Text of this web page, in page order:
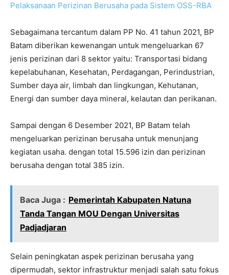
Pelaksanaan Perizinan Berusaha pada Sistem OSS-RBA
Sebagaimana tercantum dalam PP No. 41 tahun 2021, BP
Batam diberikan kewenangan untuk mengeluarkan 67
jenis perizinan dari 8 sektor yaitu: Transportasi bidang
kepelabuhanan, Kesehatan, Perdagangan, Perindustrian,
Sumber daya air, limbah dan lingkungan, Kehutanan,
Energi dan sumber daya mineral, kelautan dan perikanan.
Sampai dengan 6 Desember 2021, BP Batam telah
mengeluarkan perizinan berusaha untuk menunjang
kegiatan usaha. dengan total 15.596 izin dan perizinan
berusaha dengan total 385 izin.
Baca Juga : Pemerintah Kabupaten Natuna
Tanda Tangan MOU Dengan Universitas
Padjadjaran
Selain peningkatan aspek perizinan berusaha yang
dipermudah, sektor infrastruktur menjadi salah satu fokus